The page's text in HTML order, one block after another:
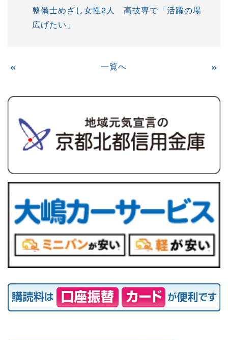
整備士めざし女性2人 高技専で「活躍の場
広げたい」
« 一覧へ